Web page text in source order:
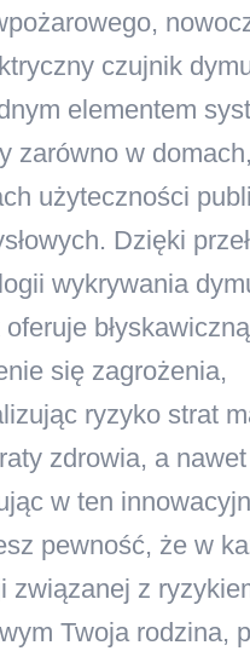
czujnik
elementem
zarówno w
użyteczności
Dzięki
wykrywania
się zagrożenia,
ryzyko strat
zdrowia, a
w ten
pewność, że w
związanej z
Twoja rodzina,